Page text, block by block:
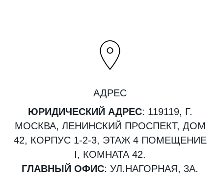
АДРЕС
ЮРИДИЧЕСКИЙ АДРЕС: 119119, Г.
МОСКВА, ЛЕНИНСКИЙ ПРОСПЕКТ, ДОМ
42, КОРПУС 1-2-3, ЭТАЖ 4 ПОМЕЩЕНИЕ
I, КОМНАТА 42.
ГЛАВНЫЙ ОФИС: УЛ.НАГОРНАЯ, 3А.